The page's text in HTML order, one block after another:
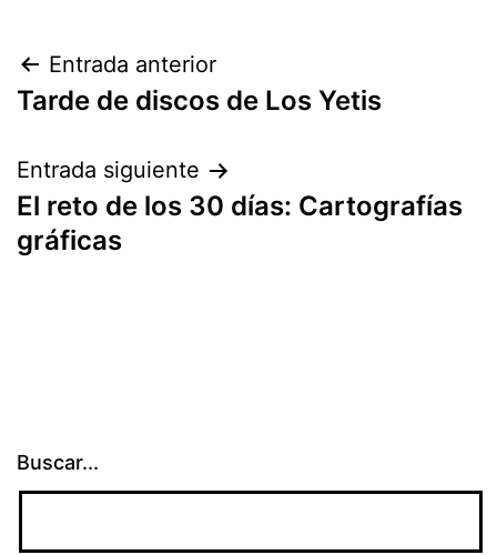
Navegación
de
entradas
Entrada anterior
Tarde de discos de Los Yetis
Entrada siguiente
El reto de los 30 días: Cartografías
gráficas
Buscar...